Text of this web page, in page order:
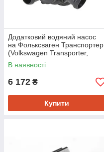
Додатковий водяний насос
на Фольксваген Транспортер
(Volkswagen Transporter,
Transporter T5) Pierburg
702074580
В наявності
6 172 ₴
Купити